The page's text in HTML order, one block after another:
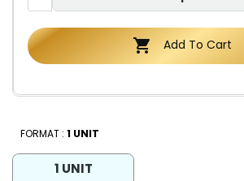
 Add To Cart
FORMAT : 1 UNIT
1 UNIT